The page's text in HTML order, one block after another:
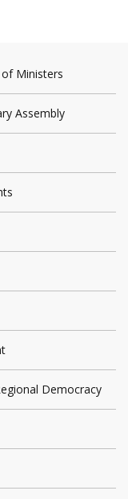
Ministers
Assembly
Democracy